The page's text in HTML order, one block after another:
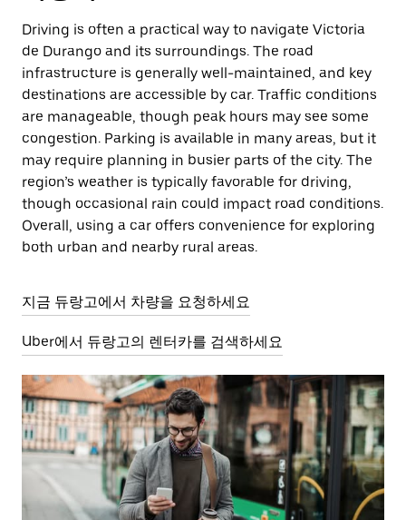
Driving is often a practical way to navigate Victoria
de Durango and its surroundings. The road
infrastructure is generally well-maintained, and key
destinations are accessible by car. Traffic conditions
are manageable, though peak hours may see some
congestion. Parking is available in many areas, but it
may require planning in busier parts of the city. The
region’s weather is typically favorable for driving,
though occasional rain could impact road conditions.
Overall, using a car offers convenience for exploring
both urban and nearby rural areas.
지금 듀랑고에서 차량을 요청하세요
Uber에서 듀랑고의 렌터카를 검색하세요